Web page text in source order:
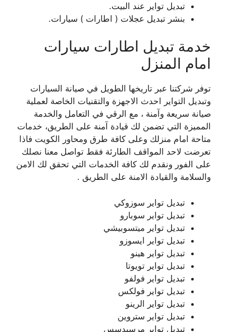
تبديل تواير عند البيت.
بنشر تبديل عجلات ( اطارات ) سيارات.
خدمة تبديل اطارات سيارات
امام المنزل
توفر شركتنا عبر تاريخها الطويل في صيانة السيارات
وتبديل التواير احدث الاجهزة والتقنيات الخاصة لعملية
صيانة سريعة وآمنة ، مع الرقي في التعامل والخدمة
المميزة التي تضمن لك قيادة آمنة على الطريق، خدمات
متاحة امام منزلك وعلى كافة طرق ومحاور الكويت فاذا
تعرضت لاحد المواقف الطارئة فقط تواصل معنا نصلك
على الفور ونقدم لك كافة الخدمات التي تحقق لك الامن
والسلامة والقيادة الامنة على الطريق .
تبديل تواير سوزوكي
تبديل تواير سوبارو
تبديل تواير ميتسوبيشي
تبديل تواير ايسوزو
تبديل تواير هينو
تبديل تواير تويوتا
تبديل تواير فولفو
تبديل تواير فولكس
تبديل تواير الرينو
تبديل تواير ستروين
تبديل تواير مرسيدسس